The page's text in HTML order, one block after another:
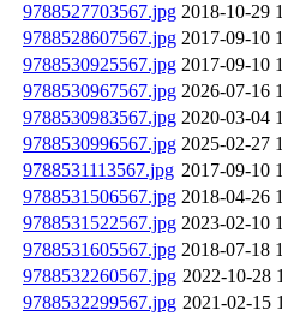
9788527703567.jpg 2018-10-29
9788528607567.jpg 2017-09-10
9788530925567.jpg 2017-09-10
9788530967567.jpg 2026-07-16
9788530983567.jpg 2020-03-04
9788530996567.jpg 2025-02-27
9788531113567.jpg 2017-09-10
9788531506567.jpg 2018-04-26
9788531522567.jpg 2023-02-10
9788531605567.jpg 2018-07-18
9788532260567.jpg 2022-10-28
9788532299567.jpg 2021-02-15